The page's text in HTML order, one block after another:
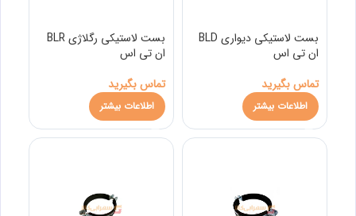
بست لاستیکی دیواری BLD
ان تی اس
تماس بگیرید
اطلاعات بیشتر
بست لاستیکی رگلاژی BLR
ان تی اس
تماس بگیرید
اطلاعات بیشتر